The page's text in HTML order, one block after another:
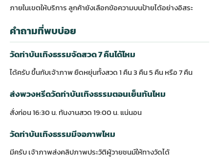
ภายในเขตให้บริการ ลูกค้ายังเลือกข้อความบนป้ายได้อย่างอิสระ
คำถามที่พบบ่อย
วัดท่าบันเทิงธรรมจัดสวด 7 คืนได้ไหม
ได้ครับ ขึ้นกับเจ้าภาพ ยืดหยุ่นทั้งสวด 1 คืน 3 คืน 5 คืน หรือ 7 คืน
ส่งพวงหรีดวัดท่าบันเทิงธรรมตอนเย็นทันไหม
สั่งก่อน 16:30 น. ทันงานสวด 19:00 น. แน่นอน
วัดท่าบันเทิงธรรมมีจอภาพไหม
มีครับ เจ้าภาพส่งคลิปภาพประวัติผู้วายชนม์ให้ทางวัดได้